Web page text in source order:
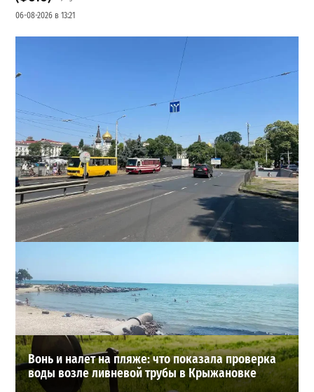
06-08-2026 в 13:21
движения: что важно знать водителям
08-08-2026 в 09:29
ВИБОР РЕДАКЦИИ
Вонь и налет на пляже: что показала проверка
воды возле ливневой трубы в Крыжановке